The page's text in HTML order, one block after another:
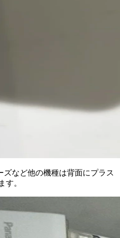
など他の機種は背面にプラス
す。